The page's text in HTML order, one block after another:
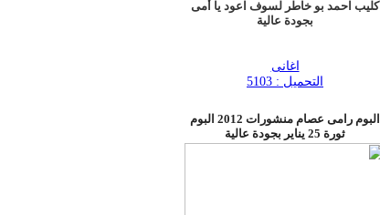
كليب احمد بو خاطر لسوف اعود يا أمى
بجودة عالية
اغانى
التحميل : 5103
البوم رامى عصام منشورات 2012 البوم
ثورة 25 يناير بجودة عالية